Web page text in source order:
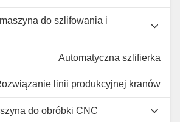
do szlifowania i
Automatyczna szlifierka
linii produkcyjnej kranów
do obróbki CNC